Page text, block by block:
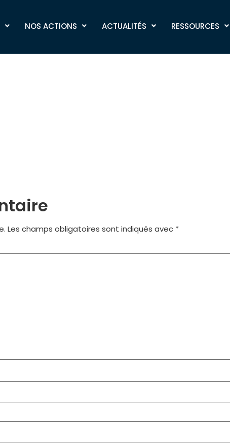
NOS ACTIONS ACTUALITÉS RESSOURCES
Les champs obligatoires sont indiqués avec *